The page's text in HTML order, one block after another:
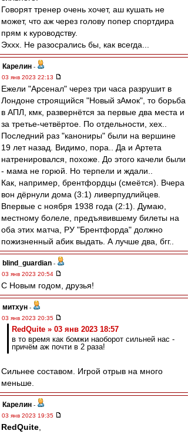
Говорят тренер очень хочет, аш кушать не
может, что аж через голову попер спортдира
прям к куроводству.
Эххх. Не разосрались бы, как всегда...
Карелин -
03 янв 2023 22:13
Ежели "Арсенал" через три часа разрушит в
Лондоне строящийся "Новый зАмок", то борьба
в АПЛ, кмк, развернётся за первые два места и
за третье-четвёртое. По отдельности, хех..
Последний раз "канониры" были на вершине
19 лет назад. Видимо, пора.. Да и Артета
натренировался, похоже. До этого качели были
- мама не горюй. Но терпели и ждали..
Как, например, брентфордцы (смеётся). Вчера
вон дёрнули дома (3:1) ливерпудлийцев.
Впервые с ноября 1938 года (2:1). Думаю,
местному болеле, предъявившему билеты на
оба этих матча, РУ "Брентфорда" должно
пожизненный абик выдать. А лучше два, бгг..
blind_guardian -
03 янв 2023 20:54
C Новым годом, друзья!
митхун -
03 янв 2023 20:35
RedQuite » 03 янв 2023 18:57
в то время как бомжи наоборот сильней нас -
причём аж почти в 2 раза!
Сильнее составом. Игрой отрыв на много
меньше.
Карелин -
03 янв 2023 19:35
RedQuite